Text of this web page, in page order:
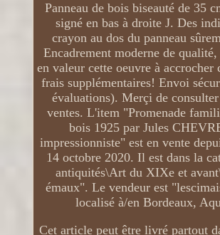
Panneau de bois biseauté de 35
signé en bas à droite J. Des
crayon au dos du panneau
Encadrement moderne de
en valeur cette oeuvre à accrocher
frais supplémentaires! Envoi
évaluations). Merçi de consulter
ventes. L'item "Promenade
bois 1925 par Jules
impressionniste" est en vente
14 octobre 2020. Il est dans la
antiquités\Art du XIXe et
émaux". Le vendeur est
localisé à/en Bordeaux,
Cet article peut être livré partout